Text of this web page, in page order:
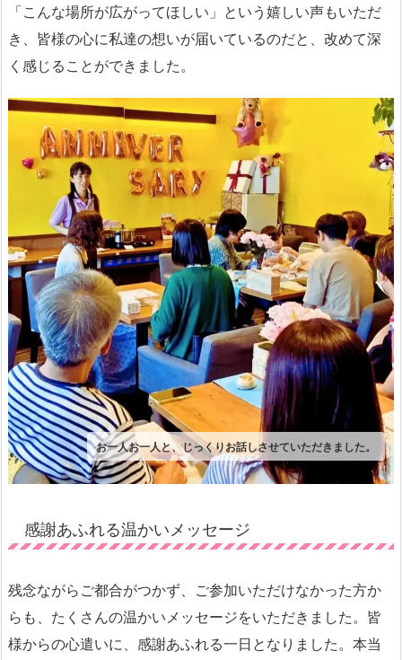
「こんな場所が広がってほしい」という嬉しい声もいただ
き、皆様の心に私達の想いが届いているのだと、改めて深
く感じることができました。
お一人お一人と、じっくりお話しさせていただきました。
感謝あふれる温かいメッセージ
残念ながらご都合がつかず、ご参加いただけなかった方か
らも、たくさんの温かいメッセージをいただきました。皆
様からの心遣いに、感謝あふれる一日となりました。本当